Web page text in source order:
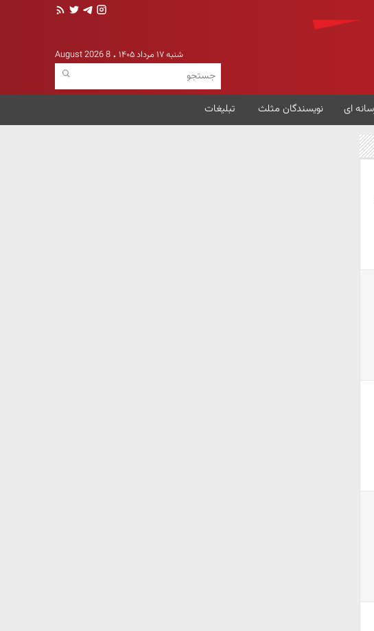
شنبه ۱۷ مرداد ۱۴۰۵ 8 August 2026
ای نویسندگان مثلث تبلیغات